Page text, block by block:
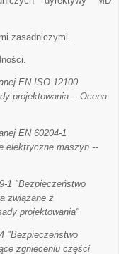
zasadniczymi.
EN ISO 12100
projektowania -- Ocena
EN 60204-1
elektryczne maszyn --
1 "Bezpieczeństwo
związane z
projektowania"
"Bezpieczeństwo
zgnieceniu części